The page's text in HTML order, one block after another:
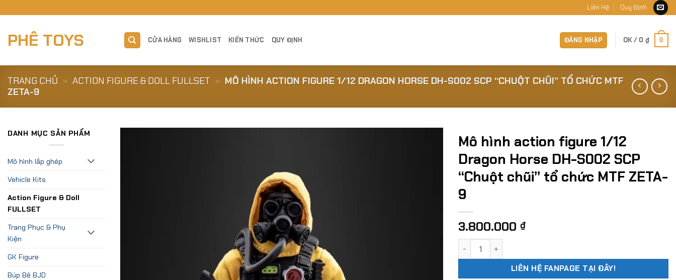
to
Liên Hệ Quy Định
PHÊ TOYS CỬA HÀNG WISHLIST KIẾN THỨC QUY ĐỊNH ĐĂNG NHẬP OK / 0 ₫ 0
TRANG CHỦ » ACTION FIGURE & DOLL FULLSET » MÔ HÌNH ACTION FIGURE 1/12 DRAGON HORSE DH-S002 SCP “CHUỘT CHŨI” TỔ CHỨC MTF
ZETA-9
DANH MỤC SẢN PHẨM
Mô hình lắp ghép
Vehicle Kits
Action Figure & Doll
FULLSET
Trang Phục & Phụ
Kiện
GK Figure
Búp Bê BJD
Mô hình action figure 1/12
Dragon Horse DH-S002 SCP
“Chuột chũi” tổ chức MTF ZETA-
9
3.800.000 ₫
LIÊN HỆ FANPAGE TẠI ĐÂY!